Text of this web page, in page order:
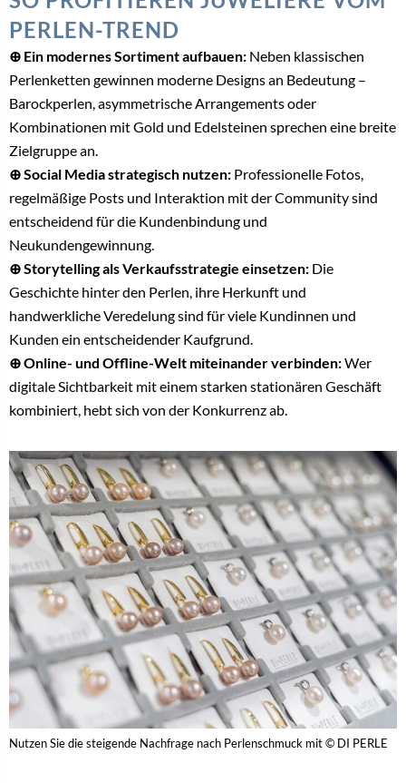
PERLEN-TREND
⊕ Ein modernes Sortiment aufbauen: Neben klassischen
Perlenketten gewinnen moderne Designs an Bedeutung –
Barockperlen, asymmetrische Arrangements oder
Kombinationen mit Gold und Edelsteinen sprechen eine breite
Zielgruppe an.
⊕ Social Media strategisch nutzen: Professionelle Fotos,
regelmäßige Posts und Interaktion mit der Community sind
entscheidend für die Kundenbindung und
Neukundengewinnung.
⊕ Storytelling als Verkaufsstrategie einsetzen: Die
Geschichte hinter den Perlen, ihre Herkunft und
handwerkliche Veredelung sind für viele Kundinnen und
Kunden ein entscheidender Kaufgrund.
⊕ Online- und Offline-Welt miteinander verbinden:Wer
digitale Sichtbarkeit mit einem starken stationären Geschäft
kombiniert, hebt sich von der Konkurrenz ab.
Nutzen Sie die steigende Nachfrage nach Perlenschmuck mit © DI PERLE